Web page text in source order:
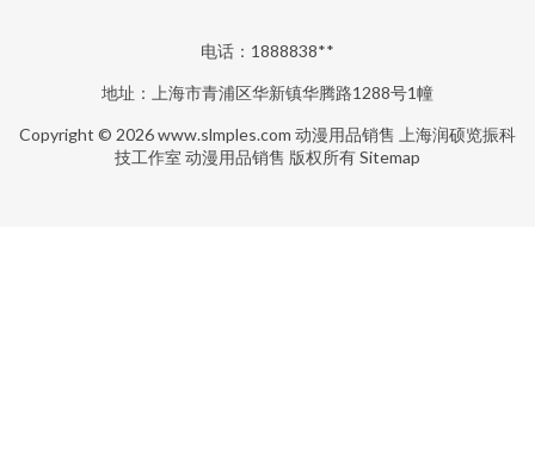
电话：1888838**
地址：上海市青浦区华新镇华腾路1288号1幢
Copyright © 2026www.slmples.com 动漫用品销售
上海润硕览振科
技工作室 动漫用品销售 版权所有Sitemap